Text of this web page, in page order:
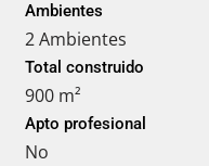
Ambientes
2 Ambientes
Total construido
900 m²
Apto profesional
No